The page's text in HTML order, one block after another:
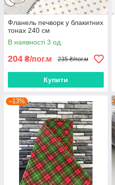
Фланель печворк у блакитних
тонах 240 см
В наявності 3 од.
204 ₴/пог.м 235 ₴/пог.м
Купити
–13%